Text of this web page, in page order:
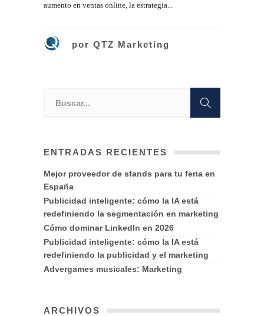
aumento en ventas online, la estrategia...
por QTZ Marketing
ENTRADAS RECIENTES
Mejor proveedor de stands para tu feria en
España
Publicidad inteligente: cómo la IA está
redefiniendo la segmentación en marketing
Cómo dominar LinkedIn en 2026
Publicidad inteligente: cómo la IA está
redefiniendo la publicidad y el marketing
Advergames musicales: Marketing
ARCHIVOS